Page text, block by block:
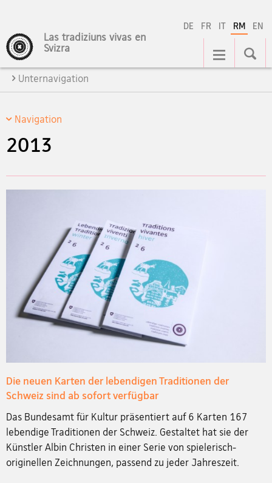
DE FR IT RM EN
Las tradiziuns vivas en
Svizra
Hauptnavigation
Unternavigation
Navigation
2013
Die neuen Karten der lebendigen Traditionen der
Schweiz sind ab sofort verfügbar
Das Bundesamt für Kultur präsentiert auf 6 Karten 167
lebendige Traditionen der Schweiz. Gestaltet hat sie der
Künstler Albin Christen in einer Serie von spielerisch-
originellen Zeichnungen, passend zu jeder Jahreszeit.